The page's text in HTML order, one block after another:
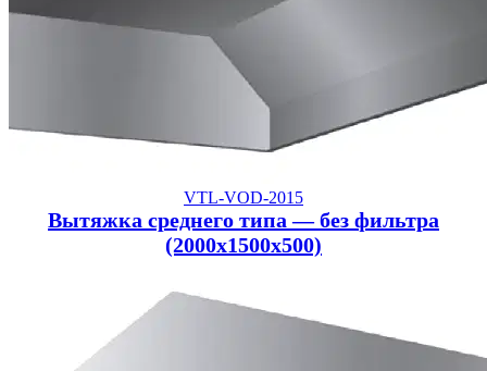
VTL-VOD-2015
Вытяжка среднего типа — без фильтра
(2000x1500x500)